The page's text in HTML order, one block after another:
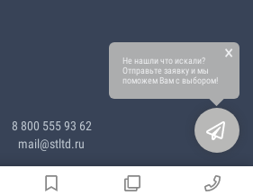
8 800 555 93 62
mail@stltd.ru
Не нашли что искали?
Отправьте заявку и мы
поможем Вам с выбором!
×